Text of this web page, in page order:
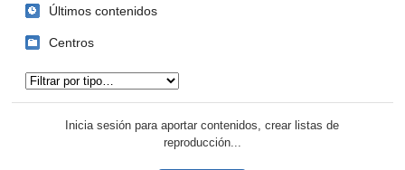
Últimos contenidos
Centros
Inicia sesión para aportar contenidos, crear listas de
reproducción...